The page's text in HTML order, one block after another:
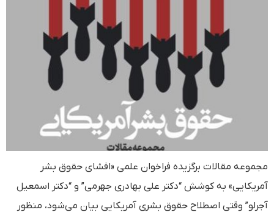
مجموعه مقالات برگزیده فراخوان علمی «افشای حقوق بشر
آمریکایی» به کوشش “دکتر علی بهادری جهرمی” و “دکتر اسمعیل
آجرلو” وقتی اصطلاح حقوق بشری آمریکایی بیان می‌شود، منظور